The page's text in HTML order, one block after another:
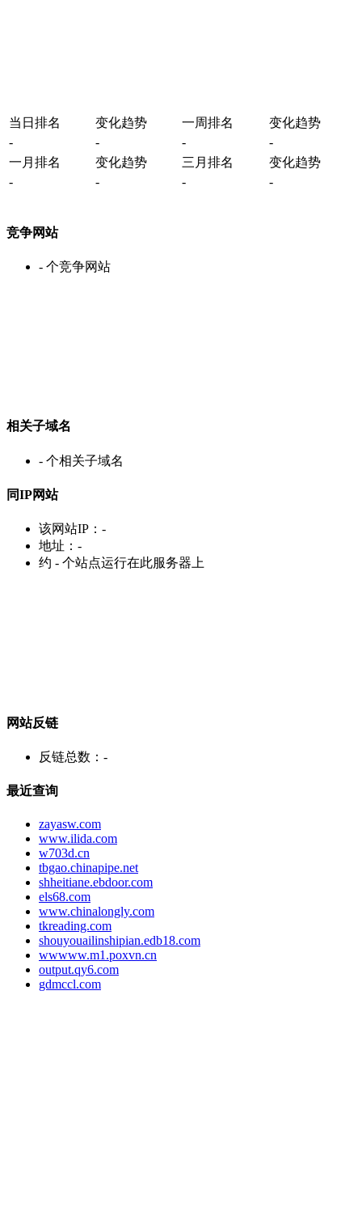
当日排名 变化趋势 一周排名
变化趋势
-
- -
-
一月排名
变化趋势 三月排名
变化趋势
-
- - -
竞争网站
- 个竞争网站
相关子域名
- 个相关子域名
同IP网站
该网站IP： -
地址： -
约 - 个站点运行在此服务器上
网站反链
反链总数： -
最近查询
zayasw.com
www.ilida.com
w703d.cn
tbgao.chinapipe.net
shheitiane.ebdoor.com
els68.com
www.chinalongly.com
tkreading.com
shouyouailinshipian.edb18.com
wwwww.m1.poxvn.cn
output.qy6.com
gdmccl.com